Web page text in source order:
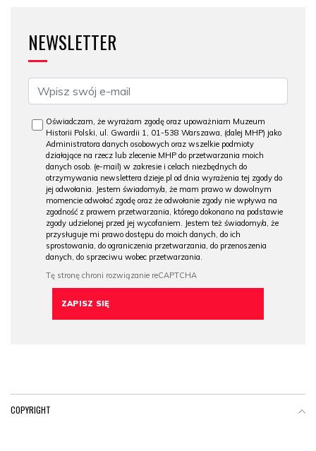
NEWSLETTER
Oświadczam, że wyrażam zgodę oraz upoważniam Muzeum
Historii Polski, ul. Gwardii 1, 01-538 Warszawa, (dalej MHP) jako
Administratora danych osobowych oraz wszelkie podmioty
działające na rzecz lub zlecenie MHP do przetwarzania moich
danych osob. (e-mail) w zakresie i celach niezbędnych do
otrzymywania newslettera dzieje.pl od dnia wyrażenia tej zgody do
jej odwołania. Jestem świadomy/a, że mam prawo w dowolnym
momencie odwołać zgodę oraz że odwołanie zgody nie wpływa na
zgodność z prawem przetwarzania, którego dokonano na podstawie
zgody udzielonej przed jej wycofaniem. Jestem też świadomy/a, że
przysługuje mi prawo dostępu do moich danych, do ich
sprostowania, do ograniczenia przetwarzania, do przenoszenia
danych, do sprzeciwu wobec przetwarzania.
COPYRIGHT